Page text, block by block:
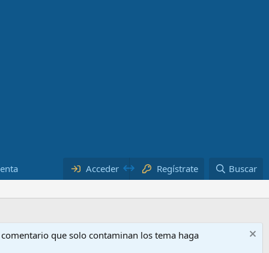
Acceder Regístrate Buscar
que solo contaminan los tema haga